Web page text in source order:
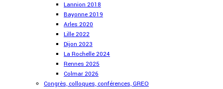
Lannion 2018
Bayonne 2019
Arles 2020
Lille 2022
Dijon 2023
La Rochelle 2024
Rennes 2025
Colmar 2026
Congrès, colloques, conférences, GREO